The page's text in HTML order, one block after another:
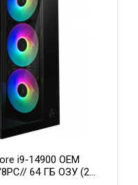
i9-14900 OEM
8PC// 64 ГБ ОЗУ (2